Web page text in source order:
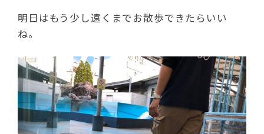
明日はもう少し遠くまでお散歩できたらいい
ね。